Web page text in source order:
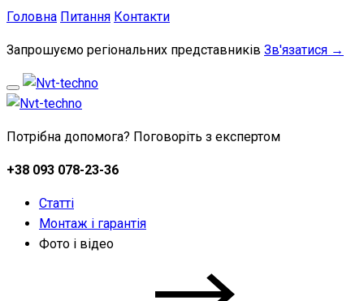
Головна Питання Контакти
Запрошуємо регіональних представників Зв'язатися →
Потрібна допомога? Поговоріть з експертом
+38 093 078-23-36
Статті
Монтаж і гарантія
Фото і відео